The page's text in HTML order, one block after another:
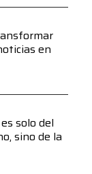
en
solo del
sino de la